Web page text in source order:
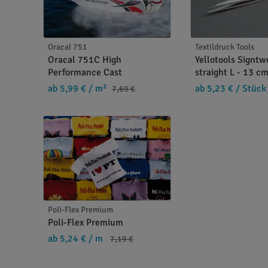
Der Yellotools SignTweezer Edge: Für mehr
Der Yellotools SignTweezer Edge hilft ihnen
schnellere und einfachere Arbeitsweise dazu
wirtschaftlicher. Der sonst ungeliebte
benötigt, bewahren Sie es dank der
Jetzt Yellotools SignTweezer Edge preiswert
Sichern auch Sie sich jetzt den Yellotools
Tool, wie viele andere Produkte des
Oracal 751
Oracal 751C High
Performance Cast
ab 5,99 € / m² 7,69 €
Textildruck Tools
Yellotools
straight L - 13 cm
ab 5,23 € / Stück
Poli-Flex Premium
Poli-Flex Premium
ab 5,24 € / m 7,19 €